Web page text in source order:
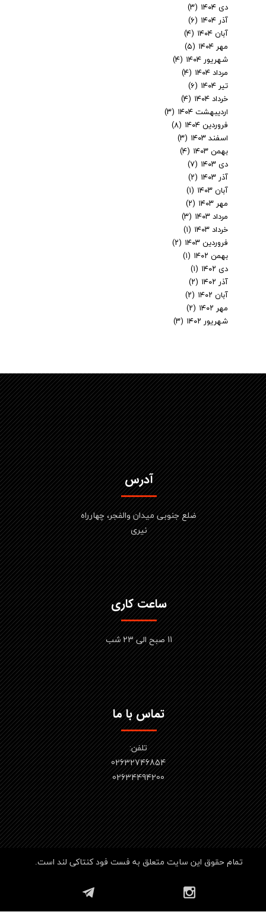
دی ۱۴۰۴
(۳)
آذر ۱۴۰۴
(۶)
آبان ۱۴۰۴
(۴)
مهر ۱۴۰۴
(۵)
شهریور ۱۴۰۴
(۴)
مرداد ۱۴۰۴
(۴)
تیر ۱۴۰۴
(۶)
خرداد ۱۴۰۴
(۴)
اردیبهشت ۱۴۰۴
(۳)
فروردین ۱۴۰۴
(۸)
اسفند ۱۴۰۳
(۳)
بهمن ۱۴۰۳
(۴)
دی ۱۴۰۳
(۷)
آذر ۱۴۰۳
(۲)
آبان ۱۴۰۳
(۱)
مهر ۱۴۰۳
(۲)
مرداد ۱۴۰۳
(۳)
خرداد ۱۴۰۳
(۱)
فروردین ۱۴۰۳
(۲)
بهمن ۱۴۰۲
(۱)
دی ۱۴۰۲
(۱)
آذر ۱۴۰۲
(۲)
آبان ۱۴۰۲
(۲)
مهر ۱۴۰۲
(۲)
شهریور ۱۴۰۲
(۳)
تمام حقوق این سایت متعلق به فست فود کنتاکی لند است.
آدرس
ضلع جنوبی میدان والفجر، چهارراه
نیری
ساعت کاری
11 صبح الی 23 شب
تماس با ما
تلفن:
02632746854
​​​​​​​02634494200